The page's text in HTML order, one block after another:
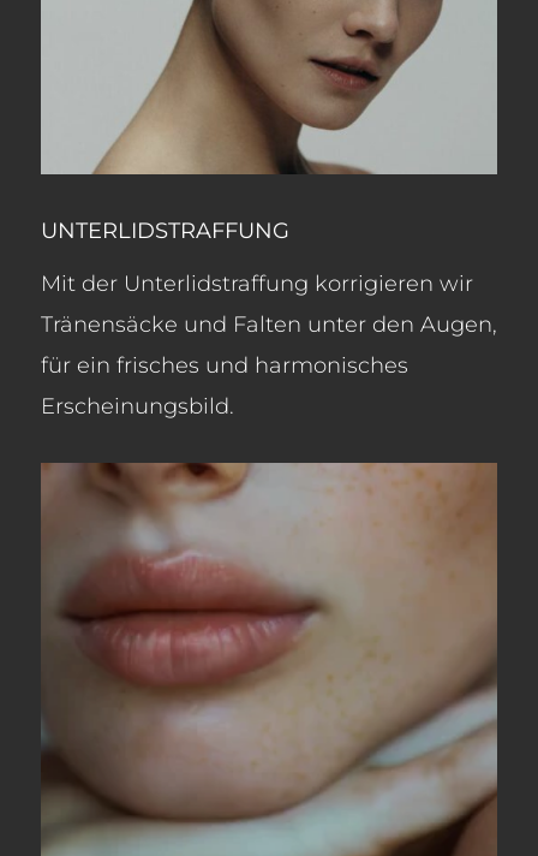
UNTERLIDSTRAFFUNG
Mit der Unterlidstraffung korrigieren wir
Tränensäcke und Falten unter den Augen,
für ein frisches und harmonisches
Erscheinungsbild.